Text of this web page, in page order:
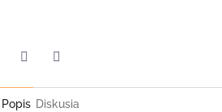
Popis Diskusia